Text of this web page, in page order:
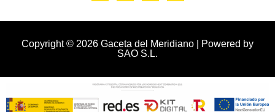
Copyright © 2026 Gaceta del Meridiano | Powered by
SAO S.L.